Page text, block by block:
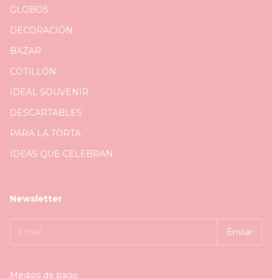
GLOBOS
DECORACIÓN
BAZAR
COTILLÓN
IDEAL SOUVENIR
DESCARTABLES
PARA LA TORTA
IDEAS QUE CELEBRAN
Newsletter
Medios de pago